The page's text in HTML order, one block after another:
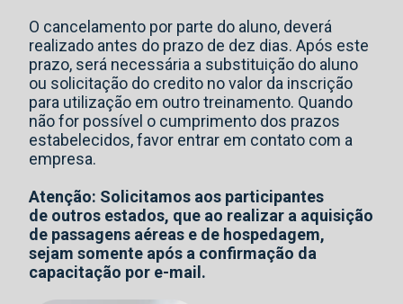
O cancelamento por parte do aluno, deverá
realizado antes do prazo de dez dias. Após este
prazo, será necessária a substituição do aluno
ou solicitação do credito no valor da inscrição
para utilização em outro treinamento. Quando
não for possível o cumprimento dos prazos
estabelecidos, favor entrar em contato com a
empresa.
Atenção: Solicitamos aos participantes
de outros estados, que ao realizar a aquisição
de passagens aéreas e de hospedagem,
sejam somente após a confirmação da
capacitação por e-mail.